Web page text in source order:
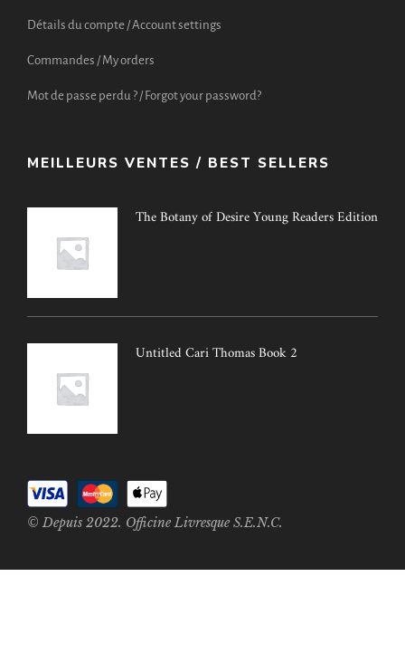
Détails du compte / Account settings
Commandes / My orders
Mot de passe perdu ? / Forgot your password?
MEILLEURS VENTES / BEST SELLERS
The Botany of Desire Young Readers Edition
Untitled Cari Thomas Book 2
© Depuis 2022. Officine Livresque S.E.N.C.